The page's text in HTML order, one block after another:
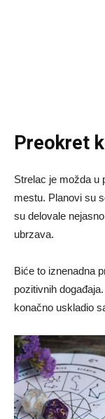
Preokret
Strelac je možda u
mestu. Planovi su
su delovale
ubrzava.
Biće to iznenadna
pozitivnih
konačno uskladio